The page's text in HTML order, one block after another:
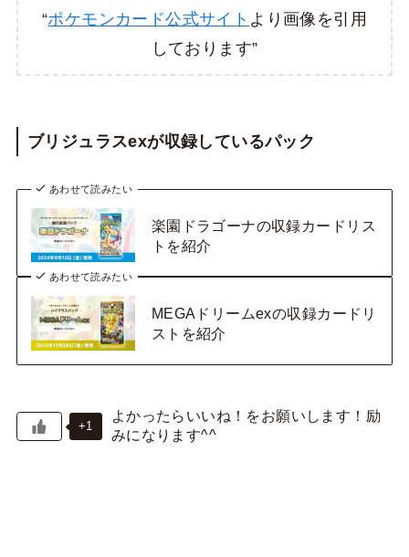
“ポケモンカード公式サイト より画像を引用
しております”
ブリジュラスexが収録しているパック
あわせて読みたい
楽園ドラゴーナの収録カードリス
トを紹介
あわせて読みたい
MEGAドリームexの収録カードリ
ストを紹介
+1